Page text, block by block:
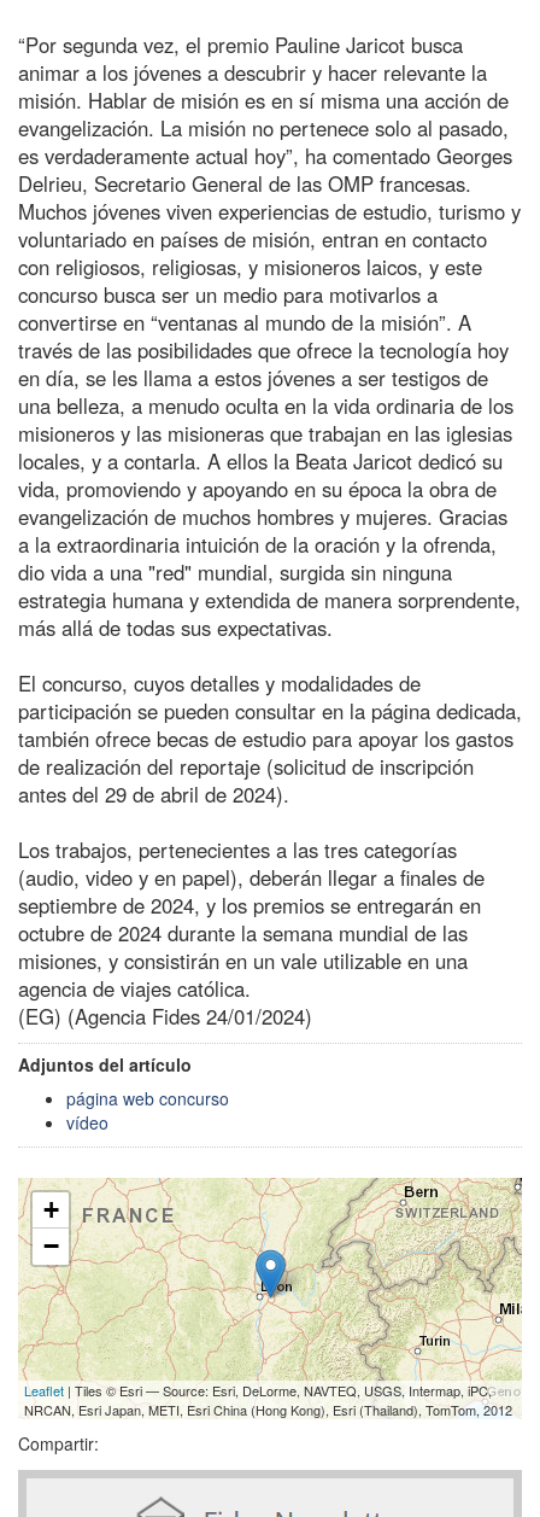
“Por segunda vez, el premio Pauline Jaricot busca
animar a los jóvenes a descubrir y hacer relevante la
misión. Hablar de misión es en sí misma una acción de
evangelización. La misión no pertenece solo al pasado,
es verdaderamente actual hoy”, ha comentado Georges
Delrieu, Secretario General de las OMP francesas.
Muchos jóvenes viven experiencias de estudio, turismo y
voluntariado en países de misión, entran en contacto
con religiosos, religiosas, y misioneros laicos, y este
concurso busca ser un medio para motivarlos a
convertirse en “ventanas al mundo de la misión”. A
través de las posibilidades que ofrece la tecnología hoy
en día, se les llama a estos jóvenes a ser testigos de
una belleza, a menudo oculta en la vida ordinaria de los
misioneros y las misioneras que trabajan en las iglesias
locales, y a contarla. A ellos la Beata Jaricot dedicó su
vida, promoviendo y apoyando en su época la obra de
evangelización de muchos hombres y mujeres. Gracias
a la extraordinaria intuición de la oración y la ofrenda,
dio vida a una "red" mundial, surgida sin ninguna
estrategia humana y extendida de manera sorprendente,
más allá de todas sus expectativas.
El concurso, cuyos detalles y modalidades de
participación se pueden consultar en la página dedicada,
también ofrece becas de estudio para apoyar los gastos
de realización del reportaje (solicitud de inscripción
antes del 29 de abril de 2024).
Los trabajos, pertenecientes a las tres categorías
(audio, video y en papel), deberán llegar a finales de
septiembre de 2024, y los premios se entregarán en
octubre de 2024 durante la semana mundial de las
misiones, y consistirán en un vale utilizable en una
agencia de viajes católica.
(EG) (Agencia Fides 24/01/2024)
Adjuntos del artículo
página web concurso
vídeo
+
−
Leaflet | Tiles © Esri — Source: Esri, DeLorme, NAVTEQ, USGS, Intermap, iPC,
NRCAN, Esri Japan, METI, Esri China (Hong Kong), Esri (Thailand), TomTom, 2012
Compartir: